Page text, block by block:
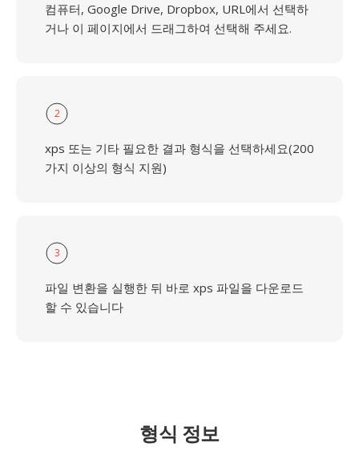
컴퓨터, Google Drive, Dropbox, URL에서 선택하
거나 이 페이지에서 드래그하여 선택해 주세요.
2
xps 또는 기타 필요한 결과 형식을 선택하세요(200
가지 이상의 형식 지원)
3
파일 변환을 실행한 뒤 바로 xps 파일을 다운로드
할 수 있습니다
형식 정보